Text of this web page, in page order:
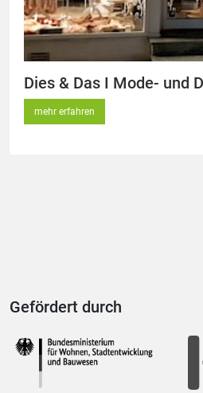
Dies & Das I Mode- und
mehr erfahren
Gefördert durch